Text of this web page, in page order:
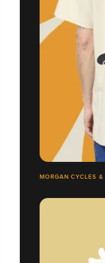
MORGAN CYCLES